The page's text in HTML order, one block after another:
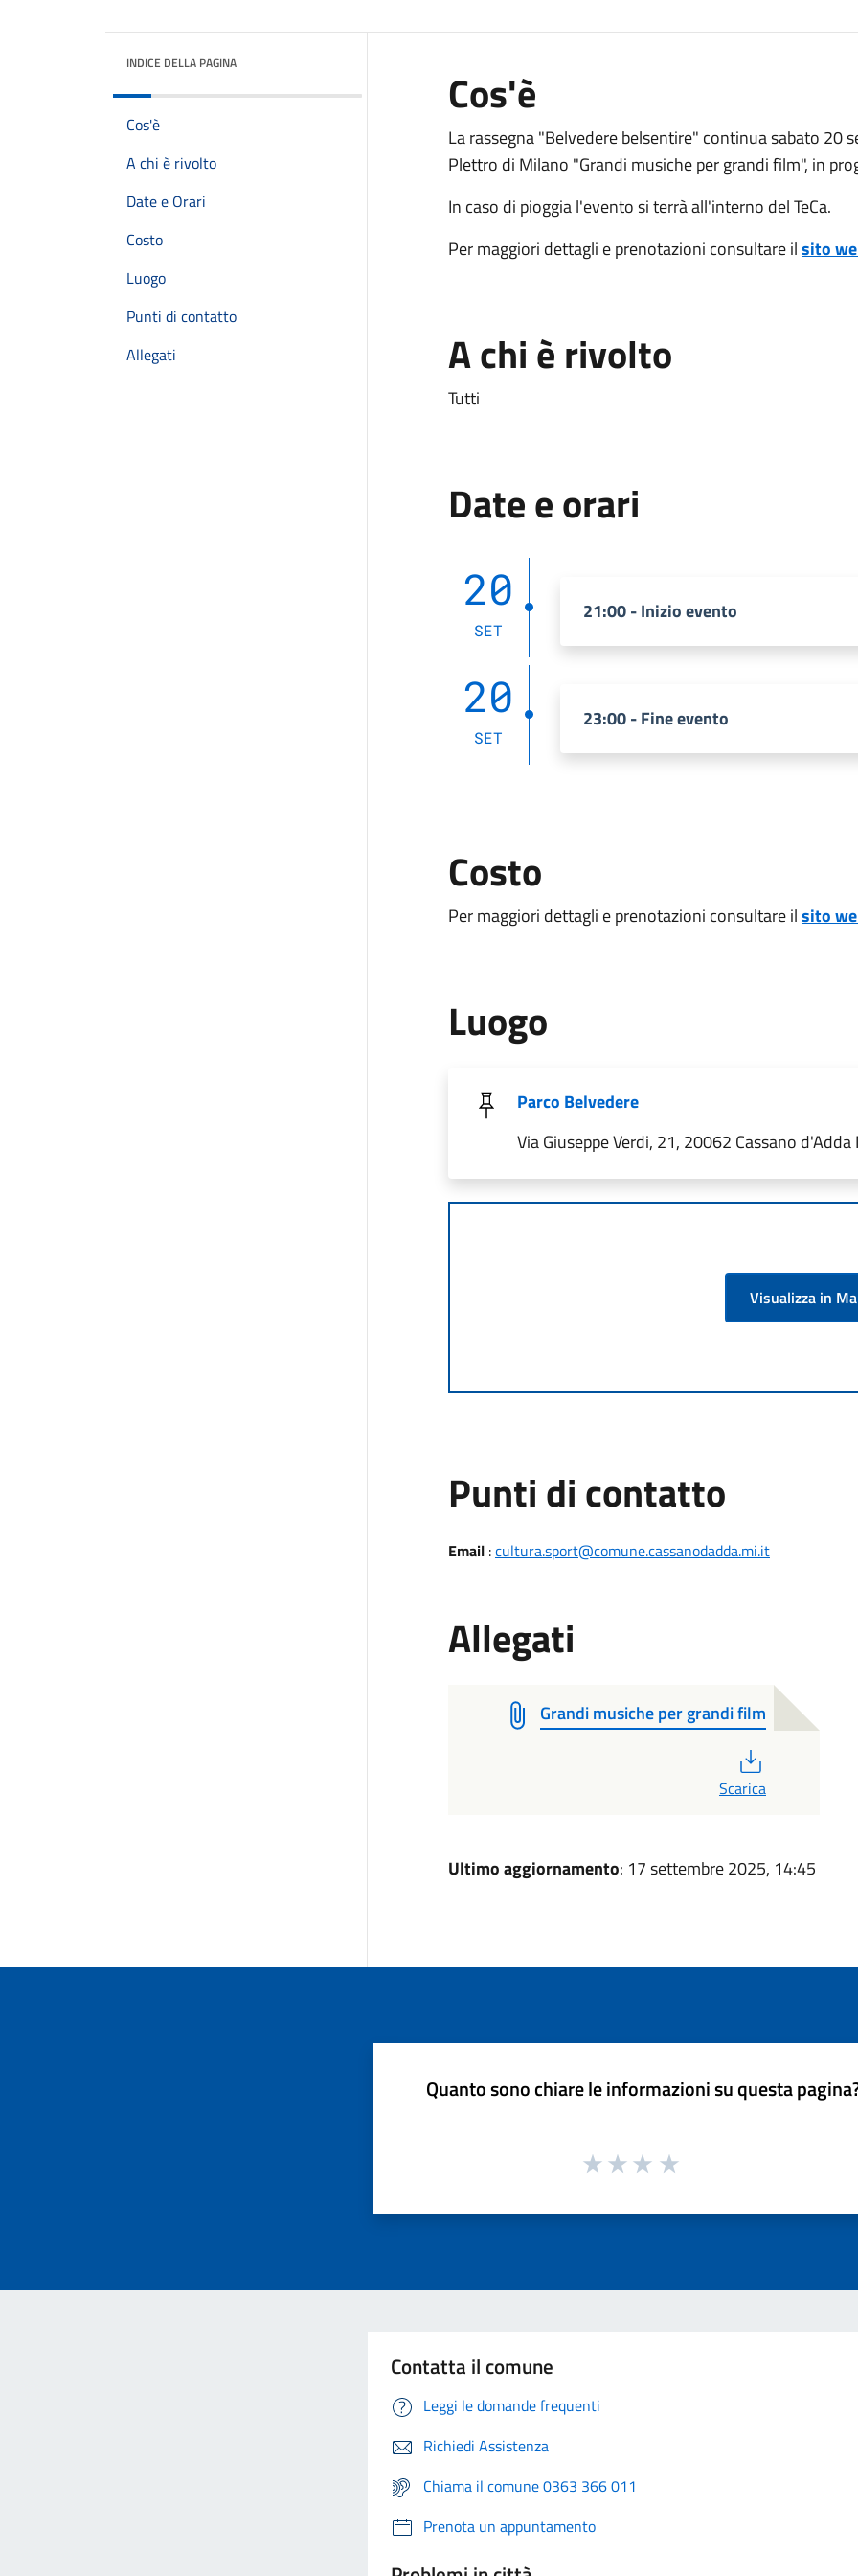
INDICE DELLA PAGINA
Cos'è
A chi è rivolto
Date e Orari
Costo
Luogo
Punti di contatto
Allegati
Cos'è
La rassegna "Belvedere belsentire" continua sabato 20
Plettro di Milano "Grandi musiche per grandi film", in
In caso di pioggia l'evento si terrà all'interno del TeCa.
Per maggiori dettagli e prenotazioni consultare ilsito
A chi è rivolto
Tutti
Date e orari
20
SET
21:00 - Inizio evento
20
SET
23:00 - Fine evento
Costo
Per maggiori dettagli e prenotazioni consultare ilsito
Luogo
Parco Belvedere
Via Giuseppe Verdi, 21, 20062 Cassano d'Adda
Visualizza in
Punti di contatto
Email:cultura.sport@comune.cassanodadda.mi.it
Allegati
Grandi musiche per grandi film
Scarica
Ultimo aggiornamento: 17 settembre 2025, 14:45
Quanto sono chiare le informazioni su questa
Contatta il comune
Leggi le domande frequenti
Richiedi Assistenza
Chiama il comune 0363 366 011
Prenota un appuntamento